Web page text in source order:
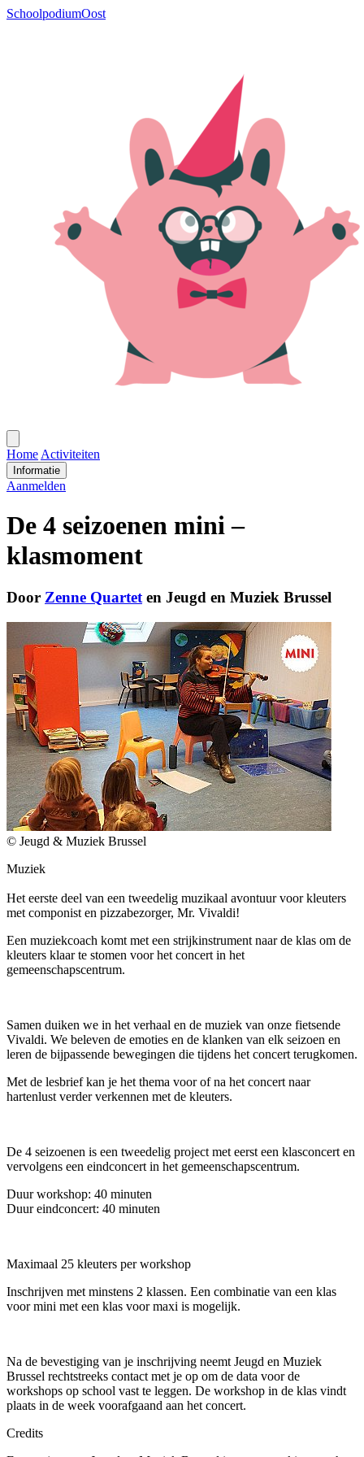
SchoolpodiumOost
menu
Home Activiteiten
Informatie
Aanmelden
De 4 seizoenen mini –
klasmoment
Door Zenne Quartet en Jeugd en Muziek Brussel
© Jeugd & Muziek Brussel
Muziek
Het eerste deel van een tweedelig muzikaal avontuur voor kleuters
met componist en pizzabezorger, Mr. Vivaldi!
Een muziekcoach komt met een strijkinstrument naar de klas om de
kleuters klaar te stomen voor het concert in het
gemeenschapscentrum.
Samen duiken we in het verhaal en de muziek van onze fietsende
Vivaldi. We beleven de emoties en de klanken van elk seizoen en
leren de bijpassende bewegingen die tijdens het concert terugkomen.
Met de lesbrief kan je het thema voor of na het concert naar
hartenlust verder verkennen met de kleuters.
De 4 seizoenen is een tweedelig project met eerst een klasconcert en
vervolgens een eindconcert in het gemeenschapscentrum.
Duur workshop: 40 minuten
Duur eindconcert: 40 minuten
Maximaal 25 kleuters per workshop
Inschrijven met minstens 2 klassen. Een combinatie van een klas
voor mini met een klas voor maxi is mogelijk.
Na de bevestiging van je inschrijving neemt Jeugd en Muziek
Brussel rechtstreeks contact met je op om de data voor de
workshops op school vast te leggen. De workshop in de klas vindt
plaats in de week voorafgaand aan het concert.
Credits